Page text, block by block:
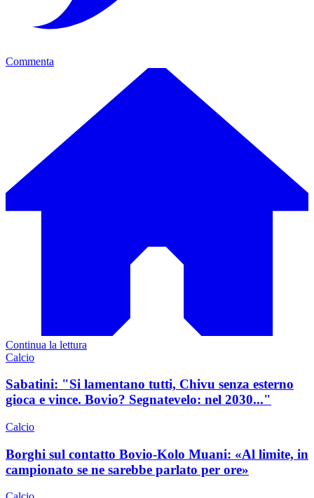
Commenta
Continua la lettura
Calcio
Sabatini: "Si lamentano tutti, Chivu senza esterno
gioca e vince. Bovio? Segnatevelo: nel 2030..."
Calcio
Borghi sul contatto Bovio-Kolo Muani: «Al limite, in
campionato se ne sarebbe parlato per ore»